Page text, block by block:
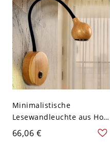
Festverdrahtet, 110V-120V,
Holzfarbe, 47,5"
Minimalistische
Lesewandleuchte aus Holz
mit einem Arm und einer
Wandhalterung für ein
66,06 €